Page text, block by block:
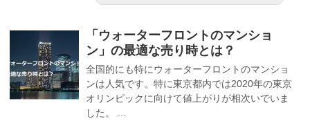
「ウォーターフロントのマンショ
ン」の最適な売り時とは？
全国的にも特にウォーターフロントのマンショ
ンは人気です。特に東京都内では2020年の東京
オリンピックに向けて値上がりが相次いでいま
した。 ...